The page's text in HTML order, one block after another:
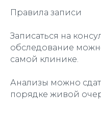
Правила записи
Записаться на
обследование
самой клинике.
Анализы можно
порядке живой